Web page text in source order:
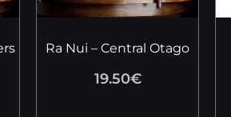
Ra Nui – Central Otago
19.50€